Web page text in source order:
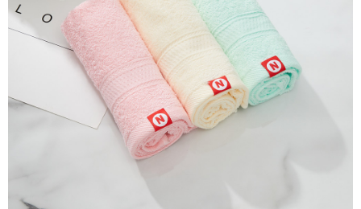
恩沛科技股份有限公司將有權停止該用戶之使用額度並採取法律行動。